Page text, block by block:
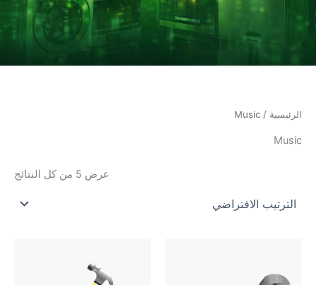
الرئيسية / Music
Music
عرض ⁦5⁩ من كل النتائج